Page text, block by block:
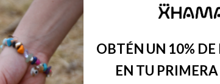
OBTÉN UN 10% DE
EN TU